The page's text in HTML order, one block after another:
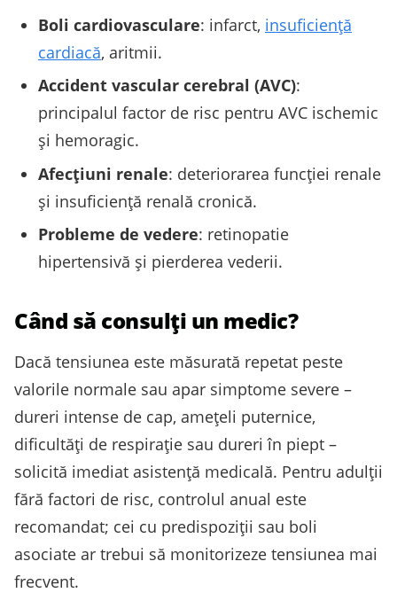
Boli cardiovasculare: infarct, insuficiență
cardiacă, aritmii.
Accident vascular cerebral (AVC):
principalul factor de risc pentru AVC ischemic
și hemoragic.
Afecţiuni renale: deteriorarea funcţiei renale
și insuficiență renală cronică.
Probleme de vedere: retinopatie
hipertensivă și pierderea vederii.
Când să consulţi un medic?
Dacă tensiunea este măsurată repetat peste
valorile normale sau apar simptome severe –
dureri intense de cap, amețeli puternice,
dificultăţi de respiraţie sau dureri în piept –
solicită imediat asistență medicală. Pentru adulţii
fără factori de risc, controlul anual este
recomandat; cei cu predispoziţii sau boli
asociate ar trebui să monitorizeze tensiunea mai
frecvent.